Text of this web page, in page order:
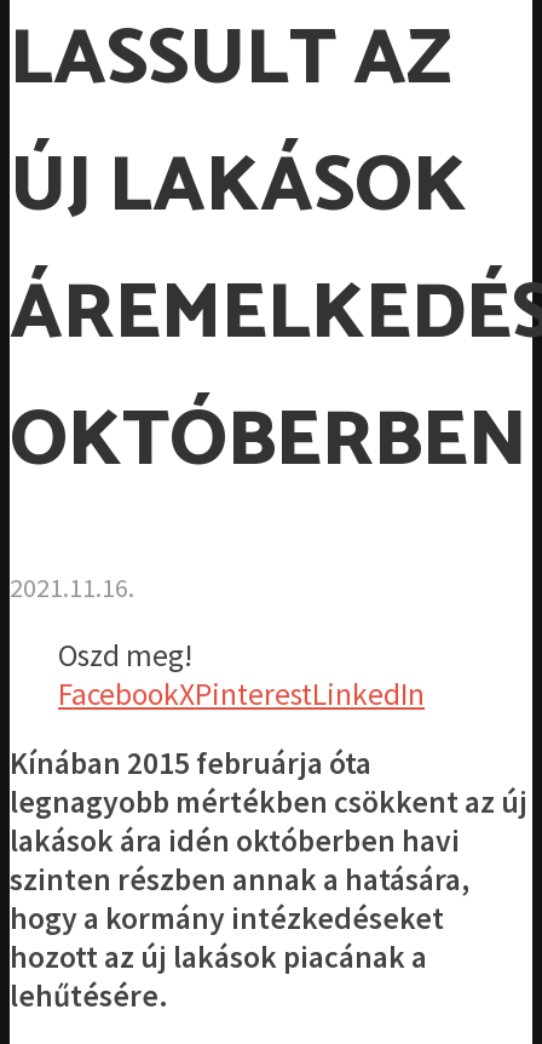
LASSULT AZ
ÚJ LAKÁSOK
OKTÓBERBEN
2021.11.16.
Oszd meg!
FacebookXPinterestLinkedIn
Kínában 2015 februárja óta
legnagyobb mértékben csökkent az új
lakások ára idén októberben havi
szinten részben annak a hatására,
hogy a kormány intézkedéseket
hozott az új lakások piacának a
lehűtésére.